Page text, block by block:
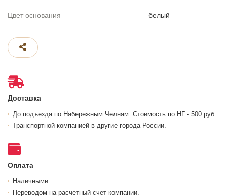
Цвет основания белый
Доставка
До подъезда по Набережным Челнам. Стоимость по НГ - 500 руб.
Транспортной компанией в другие города России.
Оплата
Наличными.
Переводом на расчетный счет компании.